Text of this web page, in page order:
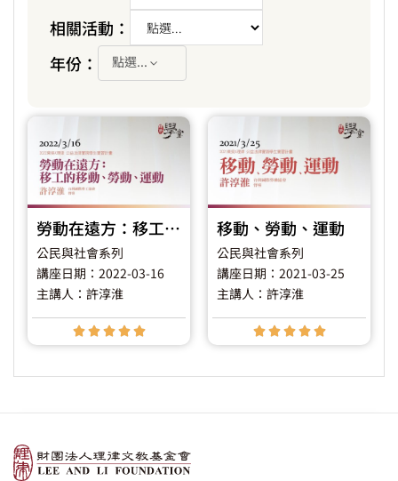
相關活動：
年份：
點選...
勞動在遠方：移工的移動、勞動、運動
公民與社會系列
講座日期：2022-03-16
主講人：許淳淮
    
移動、勞動、運動
公民與社會系列
講座日期：2021-03-25
主講人：許淳淮
    